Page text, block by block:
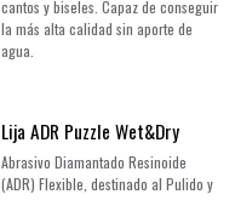
cantos y biseles. Capaz de conseguir
la más alta calidad sin aporte de
agua.
Lija ADR Puzzle Wet&Dry
Abrasivo Diamantado Resinoide
(ADR) Flexible, destinado al Pulido y